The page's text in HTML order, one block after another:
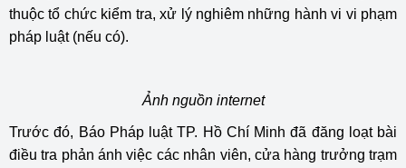
thuộc tổ chức kiểm tra, xử lý nghiêm những hành vi vi phạm
pháp luật (nếu có).
Ảnh nguồn internet
Trước đó, Báo Pháp luật TP. Hồ Chí Minh đã đăng loạt bài
điều tra phản ánh việc các nhân viên, cửa hàng trưởng trạm